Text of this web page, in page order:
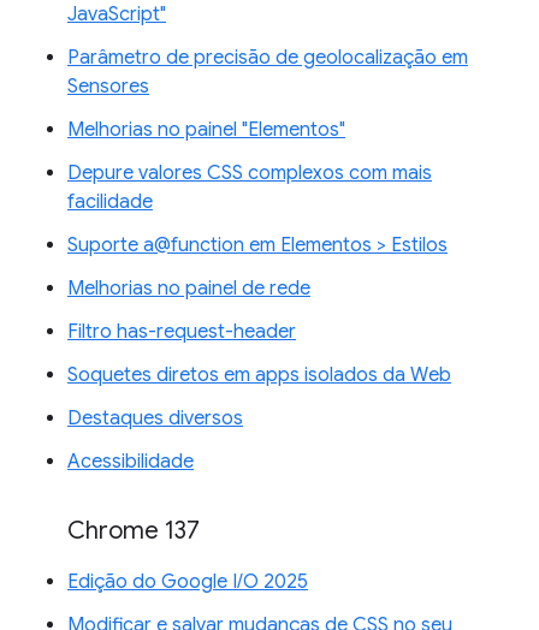
JavaScript"
Parâmetro de precisão de geolocalização em
Sensores
Melhorias no painel "Elementos"
Depure valores CSS complexos com mais
facilidade
Suporte a@function em Elementos > Estilos
Melhorias no painel de rede
Filtro has-request-header
Soquetes diretos em apps isolados da Web
Destaques diversos
Acessibilidade
Chrome 137
Edição do Google I/O 2025